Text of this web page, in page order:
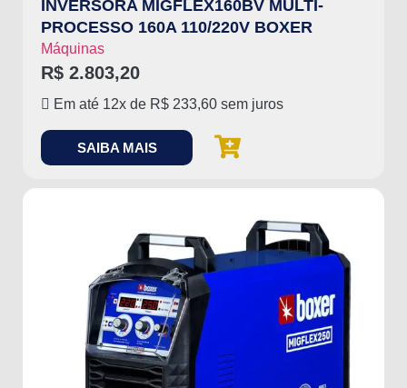
INVERSORA MIGFLEX160BV MULTI-
PROCESSO 160A 110/220V BOXER
Máquinas
R$ 2.803,20
Em até 12x de R$ 233,60 sem juros
SAIBA MAIS